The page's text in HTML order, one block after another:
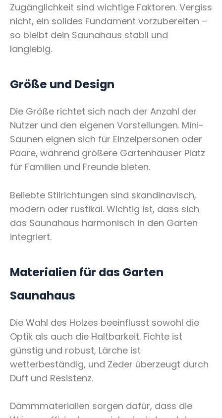
Zugänglichkeit sind wichtige Faktoren. Vergiss
nicht, ein solides Fundament vorzubereiten –
so bleibt dein Saunahaus stabil und
langlebig.
Größe und Design
Die Größe richtet sich nach der Anzahl der
Nutzer und den eigenen Vorstellungen. Mini-
Saunen eignen sich für Einzelpersonen oder
Paare, während größere Gartenhäuser Platz
für Familien und Freunde bieten.
Beliebte Stilrichtungen sind skandinavisch,
modern oder rustikal. Wichtig ist, dass sich
das Saunahaus harmonisch in den Garten
integriert.
Materialien für das Garten
Saunahaus
Die Wahl des Holzes beeinflusst sowohl die
Optik als auch die Haltbarkeit. Fichte ist
günstig und robust, Lärche ist
wetterbeständig, und Zeder überzeugt durch
Duft und Resistenz.
Dämmmaterialien sorgen dafür, dass die